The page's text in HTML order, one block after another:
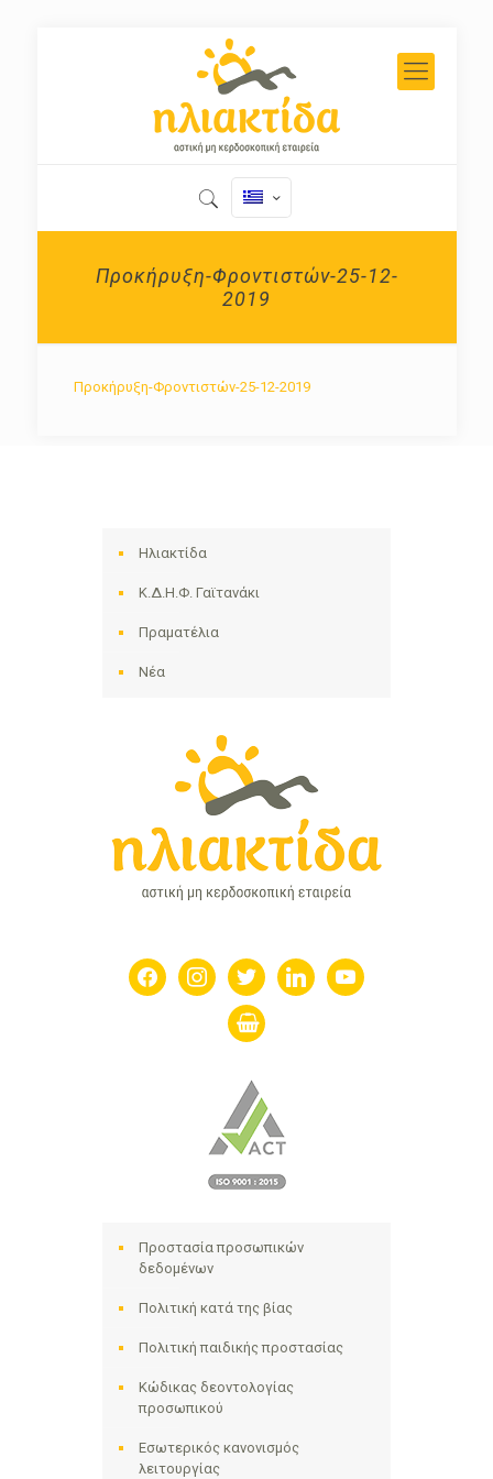
Προκήρυξη-Φροντιστών-25-12-
2019
Προκήρυξη-Φροντιστών-25-12-2019
Ηλιακτίδα
Κ.Δ.Η.Φ. Γαϊτανάκι
Πραματέλια
Νέα
facebookinstagramtwitter linkedin youtube
shopping-
basket
Προστασία προσωπικών
δεδομένων
Πολιτική κατά της βίας
Πολιτική παιδικής προστασίας
Κώδικας δεοντολογίας
προσωπικού
Εσωτερικός κανονισμός
λειτουργίας